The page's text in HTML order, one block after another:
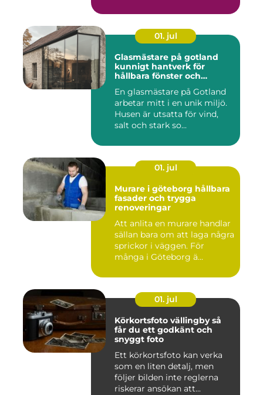
01. jul
Glasmästare på gotland
kunnigt hantverk för
hållbara fönster och
En glasmästare på Gotland
arbetar mitt i en unik miljö.
Husen är utsatta för vind,
salt och stark so...
01. jul
Murare i göteborg hållbara
fasader och trygga
renoveringar
Att anlita en murare handlar
sällan bara om att laga några
sprickor i väggen. För
många i Göteborg ä...
01. jul
Körkortsfoto vällingby så
får du ett godkänt och
snyggt foto
Ett körkortsfoto kan verka
som en liten detalj, men
följer bilden inte reglerna
riskerar ansökan att...